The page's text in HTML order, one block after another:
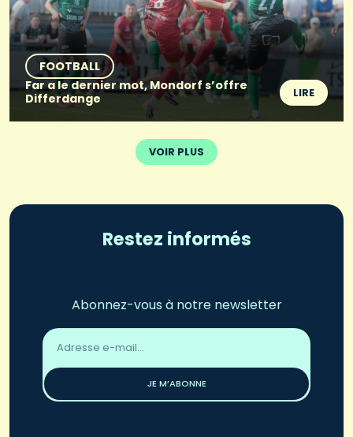
FOOTBALL
Far a le dernier mot, Mondorf s’offre
Differdange
LIRE
VOIR PLUS
Restez informés
Abonnez-vous à notre newsletter
Adresse
email
JE M’ABONNE